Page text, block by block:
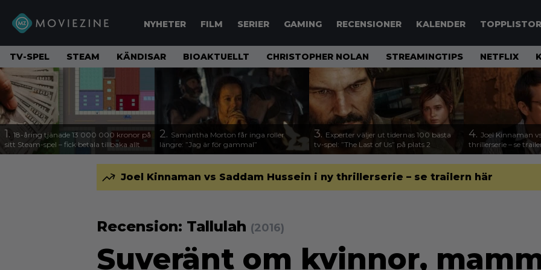
NYHETER FILM SERIER GAMING RECENSIONER KALENDER TOPPLISTOR
TV-SPEL STEAM KÄNDISAR BIOAKTUELLT CHRISTOPHER NOLAN STREAMINGTIPS NETFLIX
1. 18-åring tjänade 13 000 000 kronor på
sitt Steam-spel – fick betala tillbaka allt
2. Samantha Morton får inga roller
längre: ”Jag är för gammal”
3. Experter väljer ut tidernas 100 bästa
tv-spel: ”The Last of Us” på plats 2
4. Joel Kinnaman
thrillerserie – se
Joel Kinnaman vs Saddam Hussein i ny thrillerserie – se trailern här
Recension: Tallulah (2016)
Suveränt om kvinnor,